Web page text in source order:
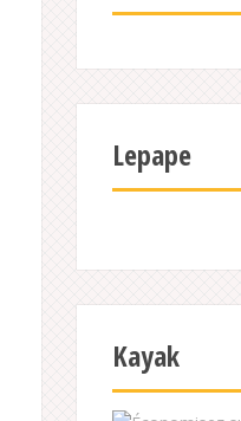
Lepape
Kayak